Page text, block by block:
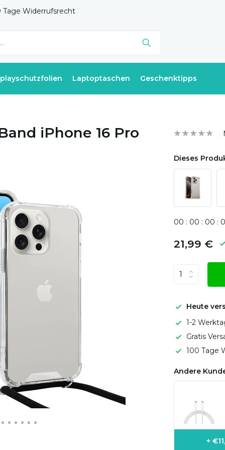
Tage Widerrufsrecht
Laptoptaschen Geschenktipps
iPhone 16 Pro
Dieses
00 : 00 : 00 : 0
21,99 €
Heute
1-2
Gratis
100 Tage
Andere
+